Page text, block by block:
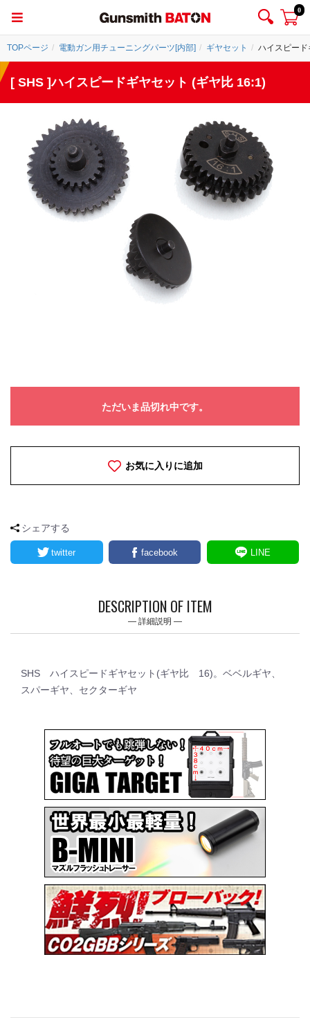
0
TOPページ 電動ガン用チューニングパーツ[内部] ギヤセット ハイスピー
[ SHS ]ハイスピードギヤセット (ギヤ比 16:1)
ただいま品切れ中です。
お気に入りに追加
シェアする
twitter facebook LINE
DESCRIPTION OF ITEM
詳細説明
SHS ハイスピードギヤセット(ギヤ比 16)。ベベルギヤ、
スパーギヤ、セクターギヤ